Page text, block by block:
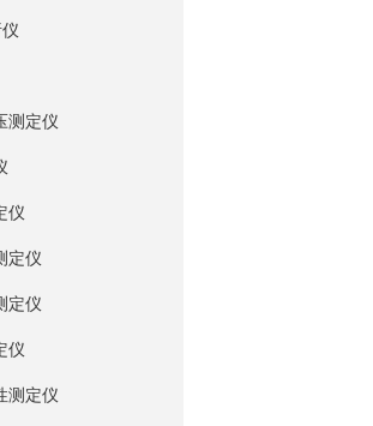
测定仪
仪
定仪
定仪
仪
测定仪